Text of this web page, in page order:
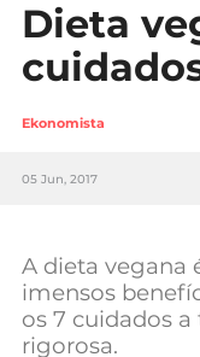
Carreira
Dieta
Ekonomista
05 Jun, 2017
A dieta vegana
imensos
os 7 cuidados
rigorosa.